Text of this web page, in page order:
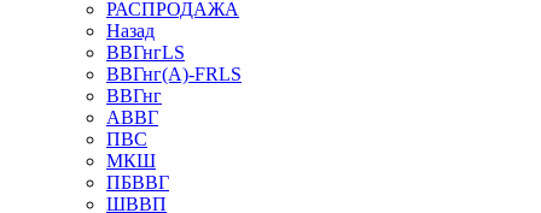
РАСПРОДАЖА
Назад
ВВГнгLS
ВВГнг(А)-FRLS
ВВГнг
АВВГ
ПВС
МКШ
ПБВВГ
ШВВП